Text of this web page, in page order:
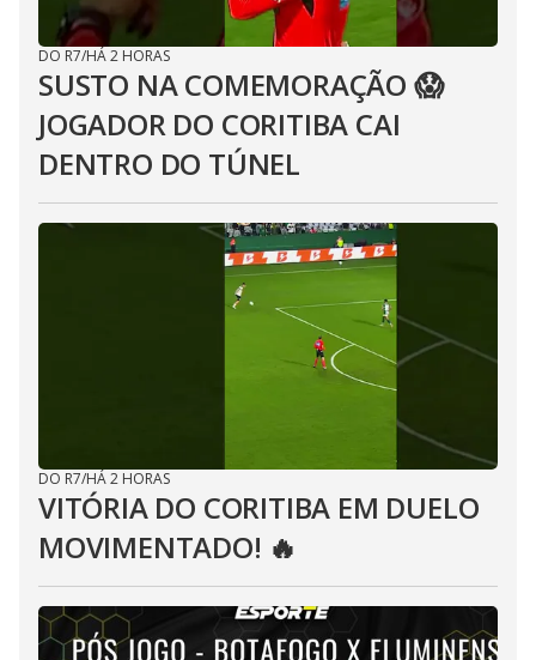
DO R7/HÁ 2 HORAS
SUSTO NA COMEMORAÇÃO 😱
JOGADOR DO CORITIBA CAI
DENTRO DO TÚNEL
DO R7/HÁ 2 HORAS
VITÓRIA DO CORITIBA EM DUELO
MOVIMENTADO! 🔥